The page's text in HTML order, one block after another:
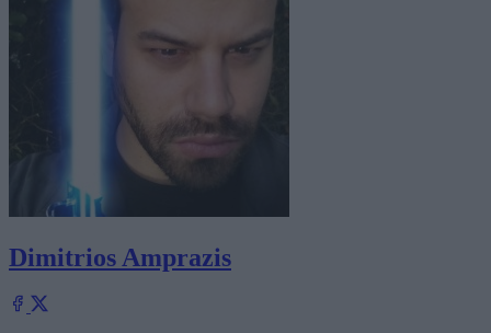
Dimitrios Amprazis